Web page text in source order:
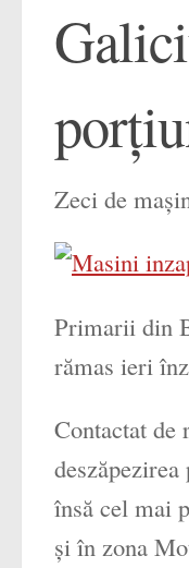
Zeci de
Primarii din
rămas ieri
Contactat de
însă cel mai
şi în zona